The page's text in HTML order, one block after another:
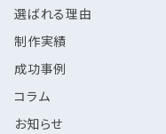
選ばれる理由
制作実績
成功事例
コラム
お知らせ